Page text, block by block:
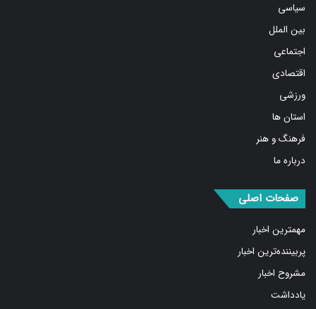
بین الملل
اجتماعی
اقتصادی
ورزشی
استان ها
فرهنگ و هنر
درباره ما
مهمترین اخبار
پربیننده‌ترین اخبار
مشروح اخبار
یادداشت
روایت روز